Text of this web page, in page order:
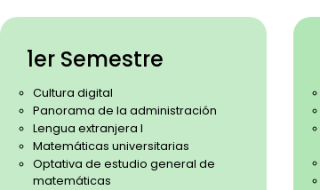
1er Semestre
Cultura digital
Panorama de la administración
Lengua extranjera I
Matemáticas universitarias
Optativa de estudio general de
matemáticas